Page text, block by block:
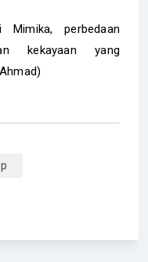
perbedaan
kekayaan yang